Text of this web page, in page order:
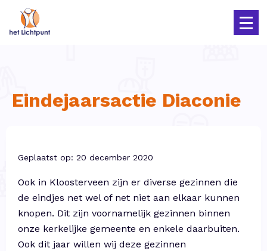
Eindejaarsactie Diaconie
Geplaatst op: 20 december 2020
Ook in Kloosterveen zijn er diverse gezinnen die
de eindjes net wel of net niet aan elkaar kunnen
knopen. Dit zijn voornamelijk gezinnen binnen
onze kerkelijke gemeente en enkele daarbuiten.
Ook dit jaar willen wij deze gezinnen